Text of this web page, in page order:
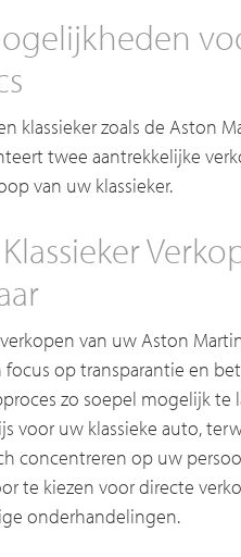
klassieker zoals de Aston
twee aantrekkelijke
van uw klassieker.
van uw Aston
op transparantie en
zo soepel mogelijk
voor uw klassieke auto,
concentreren op uw
te kiezen voor directe
onderhandelingen.